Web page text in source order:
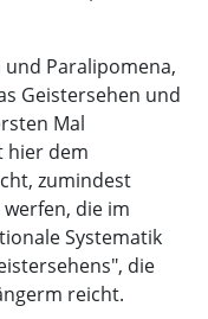
und Paralipomena,
Geistersehen und
Mal
hier dem
zumindest
die im
Systematik
die
reicht.